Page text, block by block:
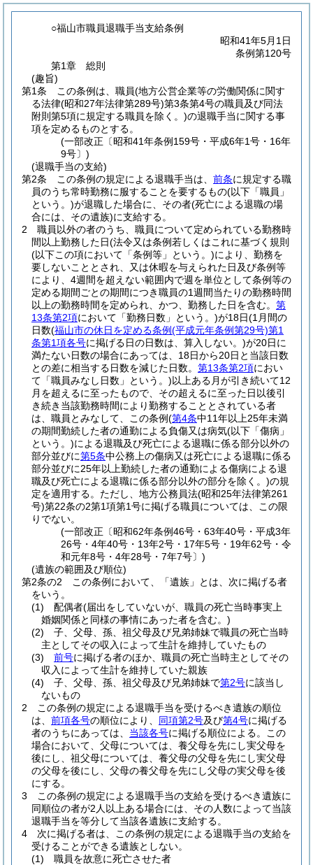
○福山市職員退職手当支給条例
昭和41年5月1日
条例第120号
第1章
総則
(趣旨)
第1条
この条例は、職員(地方公営企業等の労働関係に関す
る法律(昭和27年法律第289号)第3条第4号の職員及び同法
附則第5項に規定する職員を除く。)の退職手当に関する事
項を定めるものとする。
(一部改正〔昭和41年条例159号・平成6年1号・16年
9号〕)
(退職手当の支給)
第2条
この条例の規定による退職手当は、 前条に規定する職
員のうち常時勤務に服することを要するもの(以下「職員」
という。)が退職した場合に、その者(死亡による退職の場
合には、その遺族)に支給する。
2
職員以外の者のうち、職員について定められている勤務時
間以上勤務した日(法令又は条例若しくはこれに基づく規則
(以下この項において「条例等」という。)により、勤務を
要しないこととされ、又は休暇を与えられた日及び条例等
により、4週間を超えない範囲内で週を単位として条例等の
定める期間ごとの期間につき職員の1週間当たりの勤務時間
以上の勤務時間を定められ、かつ、勤務した日を含む。 第
13条第2項において「勤務日数」という。)が18日(1月間の
日数(福山市の休日を定める条例(平成元年条例第29号)第1
条第1項各号に掲げる日の日数は、算入しない。)が20日に
満たない日数の場合にあっては、18日から20日と当該日数
との差に相当する日数を減じた日数。 第13条第2項におい
て「職員みなし日数」という。)以上ある月が引き続いて12
月を超えるに至ったもので、その超えるに至った日以後引
き続き当該勤務時間により勤務することとされている者
は、職員とみなして、この条例(第4条中11年以上25年未満
の期間勤続した者の通勤による負傷又は病気(以下「傷病」
という。)による退職及び死亡による退職に係る部分以外の
部分並びに第5条中公務上の傷病又は死亡による退職に係る
部分並びに25年以上勤続した者の通勤による傷病による退
職及び死亡による退職に係る部分以外の部分を除く。)の規
定を適用する。 ただし、地方公務員法(昭和25年法律第261
号)第22条の2第1項第1号に掲げる職員については、この限
りでない。
(一部改正〔昭和62年条例46号・63年40号・平成3年
26号・4年40号・13年2号・17年5号・19年62号・令
和元年8号・4年28号・7年7号〕)
(遺族の範囲及び順位)
第2条の2
この条例において、「遺族」とは、次に掲げる者
をいう。
(1)
配偶者(届出をしていないが、職員の死亡当時事実上
婚姻関係と同様の事情にあった者を含む。)
(2)
子、父母、孫、祖父母及び兄弟姉妹で職員の死亡当時
主としてその収入によって生計を維持していたもの
(3)
前号に掲げる者のほか、職員の死亡当時主としてその
収入によって生計を維持していた親族
(4)
子、父母、孫、祖父母及び兄弟姉妹で第2号に該当し
ないもの
2
この条例の規定による退職手当を受けるべき遺族の順位
は、 前項各号の順位により、 同項第2号及び第4号に掲げる
者のうちにあっては、 当該各号に掲げる順位による。
この
場合において、父母については、養父母を先にし実父母を
後にし、祖父母については、養父母の父母を先にし実父母
の父母を後にし、父母の養父母を先にし父母の実父母を後
にする。
3
この条例の規定による退職手当の支給を受けるべき遺族に
同順位の者が2人以上ある場合には、その人数によって当該
退職手当を等分して当該各遺族に支給する。
4
次に掲げる者は、この条例の規定による退職手当の支給を
受けることができる遺族としない。
(1)
職員を故意に死亡させた者